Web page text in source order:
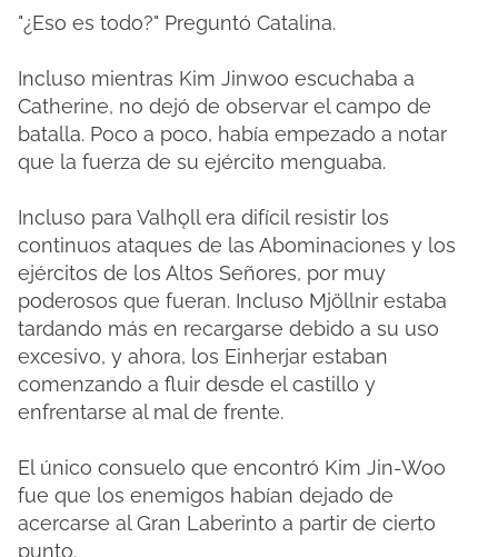
"¿Eso es todo?" Preguntó Catalina.
Incluso mientras Kim Jinwoo escuchaba a
Catherine, no dejó de observar el campo de
batalla. Poco a poco, había empezado a notar
que la fuerza de su ejército menguaba.
Incluso para Valhǫll era difícil resistir los
continuos ataques de las Abominaciones y los
ejércitos de los Altos Señores, por muy
poderosos que fueran. Incluso Mjöllnir estaba
tardando más en recargarse debido a su uso
excesivo, y ahora, los Einherjar estaban
comenzando a fluir desde el castillo y
enfrentarse al mal de frente.
El único consuelo que encontró Kim Jin-Woo
fue que los enemigos habían dejado de
acercarse al Gran Laberinto a partir de cierto
punto.